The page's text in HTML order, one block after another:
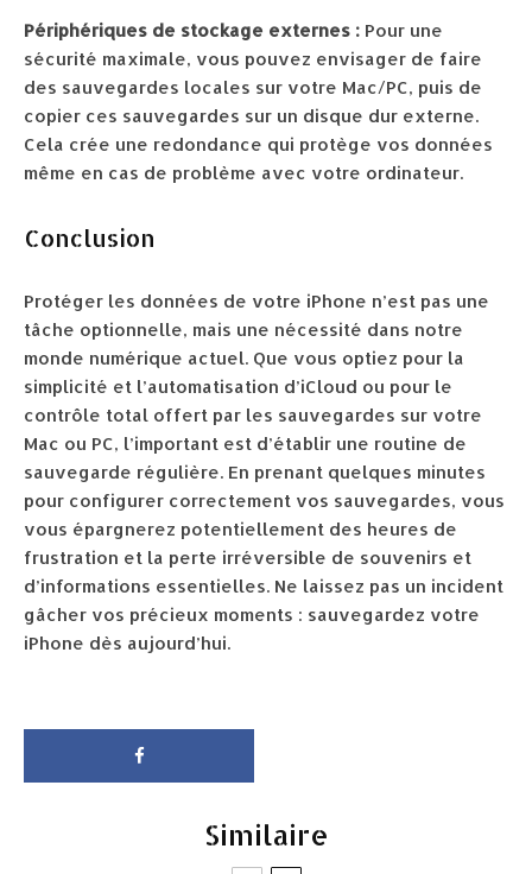
Périphériques de stockage externes : Pour une
sécurité maximale, vous pouvez envisager de faire
des sauvegardes locales sur votre Mac/PC, puis de
copier ces sauvegardes sur un disque dur externe.
Cela crée une redondance qui protège vos données
même en cas de problème avec votre ordinateur.
Conclusion
Protéger les données de votre iPhone n’est pas une
tâche optionnelle, mais une nécessité dans notre
monde numérique actuel. Que vous optiez pour la
simplicité et l’automatisation d’iCloud ou pour le
contrôle total offert par les sauvegardes sur votre
Mac ou PC, l’important est d’établir une routine de
sauvegarde régulière. En prenant quelques minutes
pour configurer correctement vos sauvegardes, vous
vous épargnerez potentiellement des heures de
frustration et la perte irréversible de souvenirs et
d’informations essentielles. Ne laissez pas un incident
gâcher vos précieux moments : sauvegardez votre
iPhone dès aujourd’hui.
Similaire